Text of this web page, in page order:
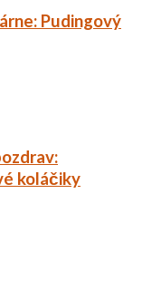
Pudingový
koláčiky